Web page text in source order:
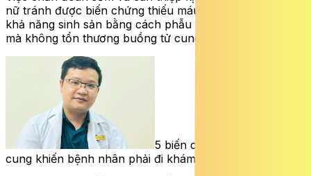
nữ tránh được biến chứng thiếu máu nặng và bảo tồn
khả năng sinh sản bằng cách phẫu thuật loại bỏ polyp
mà không tổn thương buồng tử cung.
5 biến chứng do u xơ tử
cung khiến bệnh nhân phải đi khám nhiều nhất